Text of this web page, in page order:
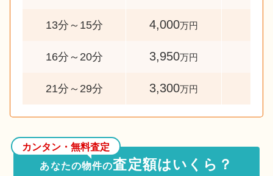
13分～15分 4,000万円
16分～20分 3,950万円
21分～29分 3,300万円
カンタン・無料査定
あなたの物件の査定額はいくら？